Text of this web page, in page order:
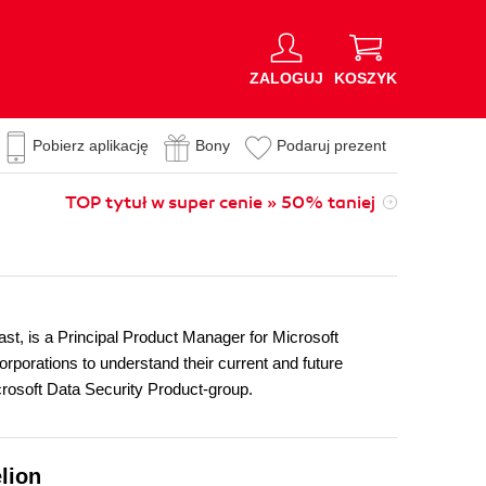
ZALOGUJ KOSZYK
Pobierz aplikację Bony Podaruj prezent
TOP tytuł w super cenie » 50% taniej
is a Principal Product Manager for Microsoft
to understand their current and future
Data Security Product-group.